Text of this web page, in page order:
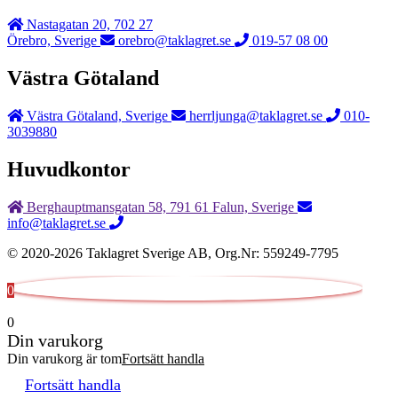
Nastagatan 20, 702 27
Örebro, Sverige
orebro@taklagret.se 019-57 08 00
Västra Götaland
Västra Götaland, Sverige herrljunga@taklagret.se
010-
3039880
Huvudkontor
Berghauptmansgatan 58, 791 61 Falun, Sverige
info@taklagret.se
© 2020-2026 Taklagret Sverige AB, Org.Nr: 559249-7795
0
0
Din varukorg
Din varukorg är tomFortsätt handla
Fortsätt handla